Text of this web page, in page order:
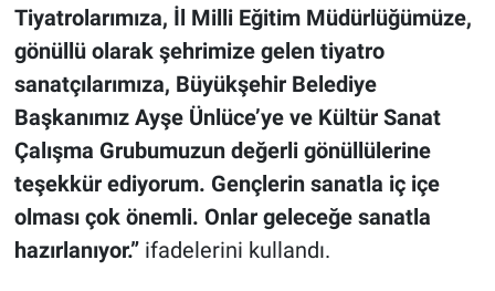
Tiyatrolarımıza, İl Milli Eğitim Müdürlüğümüze,
gönüllü olarak şehrimize gelen tiyatro
sanatçılarımıza, Büyükşehir Belediye
Başkanımız Ayşe Ünlüce’ye ve Kültür Sanat
Çalışma Grubumuzun değerli gönüllülerine
teşekkür ediyorum. Gençlerin sanatla iç içe
olması çok önemli. Onlar geleceğe sanatla
hazırlanıyor.”ifadelerini kullandı.